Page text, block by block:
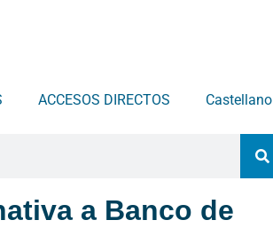
ACCESOS DIRECTOS Castellano
a Banco de